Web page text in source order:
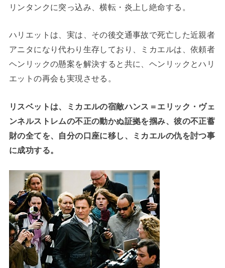
リンタンクに突っ込み、横転・炎上し絶命する。
ハリエットは、実は、その後交通事故で死亡した近親者
アニタになり代わり生存しており、ミカエルは、依頼者
ヘンリックの懸案を解決すると共に、ヘンリックとハリ
エットの再会も実現させる。
リスベットは、ミカエルの宿敵ハンス＝エリック・ヴェ
ンネルストレムの不正の動かぬ証拠を掴み、彼の不正蓄
財の全てを、自分の口座に移し、ミカエルの仇を討つ事
に成功する。